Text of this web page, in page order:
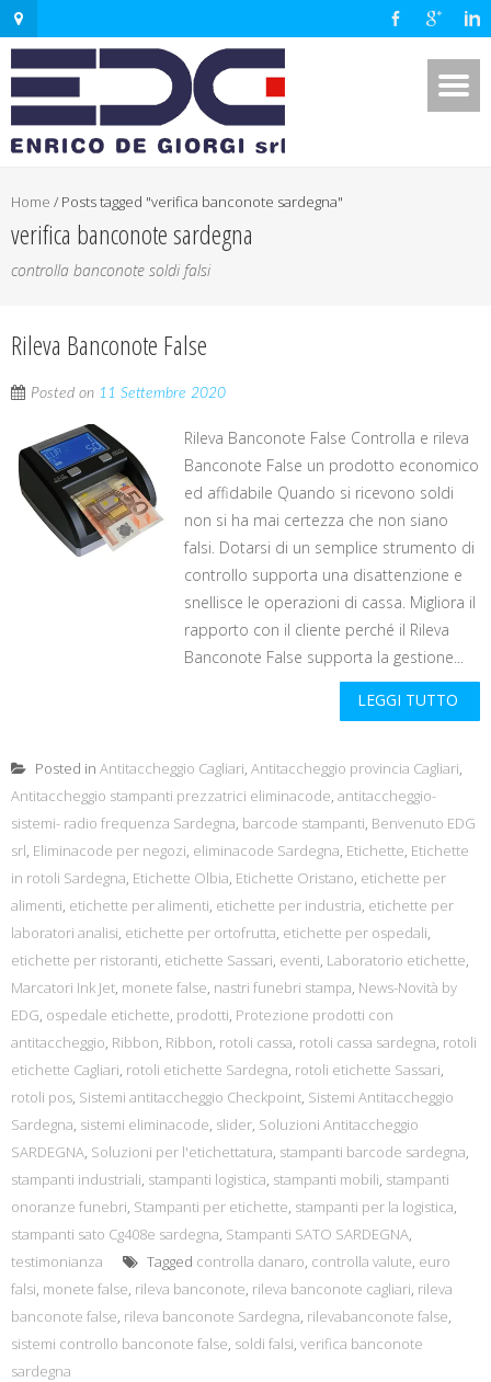
Home / Posts tagged "verifica banconote sardegna"
verifica banconote sardegna
controlla banconote soldi falsi
Rileva Banconote False
Posted on 11 Settembre 2020
Rileva Banconote False Controlla e rileva
Banconote False un prodotto economico
ed affidabile Quando si ricevono soldi
non si ha mai certezza che non siano
falsi. Dotarsi di un semplice strumento di
controllo supporta una disattenzione e
snellisce le operazioni di cassa. Migliora il
rapporto con il cliente perché il Rileva
Banconote False supporta la gestione...
LEGGI TUTTO
Posted in Antitaccheggio Cagliari, Antitaccheggio provincia Cagliari,
Antitaccheggio stampanti prezzatrici eliminacode, antitaccheggio-
sistemi- radio frequenza Sardegna, barcode stampanti, Benvenuto EDG
srl, Eliminacode per negozi, eliminacode Sardegna, Etichette, Etichette
in rotoli Sardegna, Etichette Olbia, Etichette Oristano, etichette per
alimenti, etichette per alimenti, etichette per industria, etichette per
laboratori analisi, etichette per ortofrutta, etichette per ospedali,
etichette per ristoranti, etichette Sassari, eventi, Laboratorio etichette,
Marcatori Ink Jet, monete false, nastri funebri stampa, News-Novità by
EDG, ospedale etichette, prodotti, Protezione prodotti con
antitaccheggio, Ribbon, Ribbon, rotoli cassa, rotoli cassa sardegna, rotoli
etichette Cagliari, rotoli etichette Sardegna, rotoli etichette Sassari,
rotoli pos, Sistemi antitaccheggio Checkpoint, Sistemi Antitaccheggio
Sardegna, sistemi eliminacode, slider, Soluzioni Antitaccheggio
SARDEGNA, Soluzioni per l'etichettatura, stampanti barcode sardegna,
stampanti industriali, stampanti logistica, stampanti mobili, stampanti
onoranze funebri, Stampanti per etichette, stampanti per la logistica,
stampanti sato Cg408e sardegna, Stampanti SATO SARDEGNA,
testimonianza
Tagged controlla danaro, controlla valute, euro
falsi, monete false, rileva banconote, rileva banconote cagliari, rileva
banconote false, rileva banconote Sardegna, rilevabanconote false,
sistemi controllo banconote false, soldi falsi, verifica banconote
sardegna